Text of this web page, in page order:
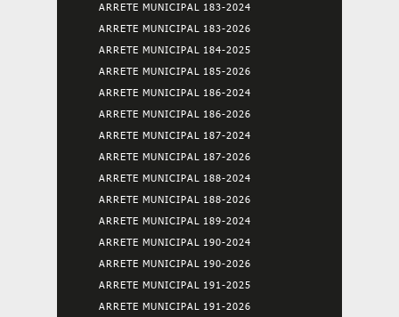
ARRETE MUNICIPAL 183-2024
ARRETE MUNICIPAL 183-2026
ARRETE MUNICIPAL 184-2025
ARRETE MUNICIPAL 185-2026
ARRETE MUNICIPAL 186-2024
ARRETE MUNICIPAL 186-2026
ARRETE MUNICIPAL 187-2024
ARRETE MUNICIPAL 187-2026
ARRETE MUNICIPAL 188-2024
ARRETE MUNICIPAL 188-2026
ARRETE MUNICIPAL 189-2024
ARRETE MUNICIPAL 190-2024
ARRETE MUNICIPAL 190-2026
ARRETE MUNICIPAL 191-2025
ARRETE MUNICIPAL 191-2026